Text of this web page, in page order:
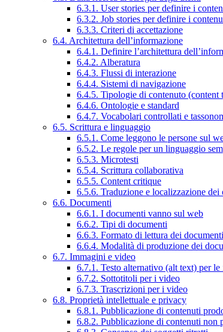
6.3.1. User stories per definire i
6.3.2. Job stories per definire i
6.3.3. Criteri di accettazione
6.4. Architettura dell’informazione
6.4.1. Definire l’architettura
6.4.2. Alberatura
6.4.3. Flussi di interazione
6.4.4. Sistemi di navigazione
6.4.5. Tipologie di contenuto (content
6.4.6. Ontologie e standard
6.4.7. Vocabolari controllati e
6.5. Scrittura e linguaggio
6.5.1. Come leggono le persone sul
6.5.2. Le regole per un linguaggio
6.5.3. Microtesti
6.5.4. Scrittura collaborativa
6.5.5. Content critique
6.5.6. Traduzione e localizzazione dei
6.6. Documenti
6.6.1. I documenti vanno sul web
6.6.2. Tipi di documenti
6.6.3. Formato di lettura dei
6.6.4. Modalità di produzione dei
6.7. Immagini e video
6.7.1. Testo alternativo (alt text) per le
6.7.2. Sottotitoli per i video
6.7.3. Trascrizioni per i video
6.8. Proprietà intellettuale e privacy
6.8.1. Pubblicazione di contenuti
6.8.2. Pubblicazione di contenuti non